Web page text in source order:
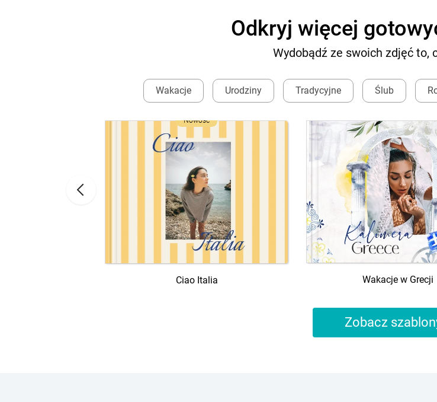
Odkryj więcej
Wydobądź ze swoich zdjęć to,
Wakacje Urodziny Tradycyjne Ślub
Nowość
Ciao Italia Wakacje w Grecji
Zobacz